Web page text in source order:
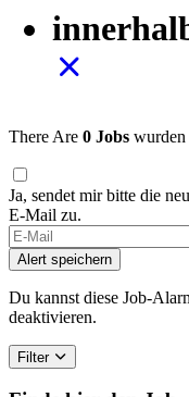
There Are 0 Jobs wurden
Ja, sendet mir bitte die
E-Mail zu.
Alert speichern
Du kannst diese Job-
deaktivieren.
Filter